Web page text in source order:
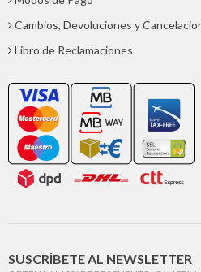
Cambios, Devoluciones y
Libro de Reclamaciones
SUSCRÍBETE AL NEWSLETTER